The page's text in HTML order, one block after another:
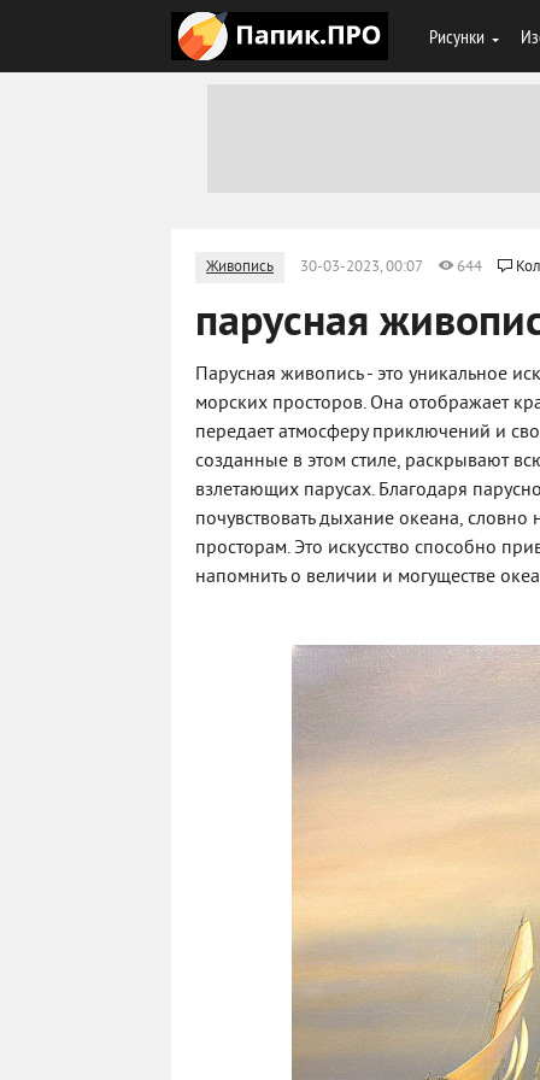
Рисунки
Живопись 30-03-2023, 00:07 644
парусная
Парусная живопись - это уникальное
морских просторов. Она отображает
передает атмосферу приключений и
созданные в этом стиле, раскрывают
взлетающих парусах. Благодаря
почувствовать дыхание океана,
просторам. Это искусство способно
напомнить о величии и могуществе